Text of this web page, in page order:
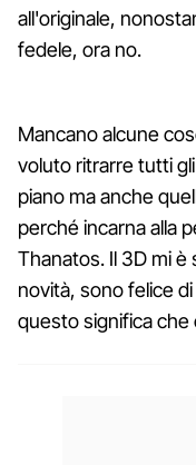
all'originale,
fedele, ora no.
Mancano alcune
voluto ritrarre tutti
piano ma anche
perché incarna alla
Thanatos. Il 3D mi
novità, sono felice
questo significa che